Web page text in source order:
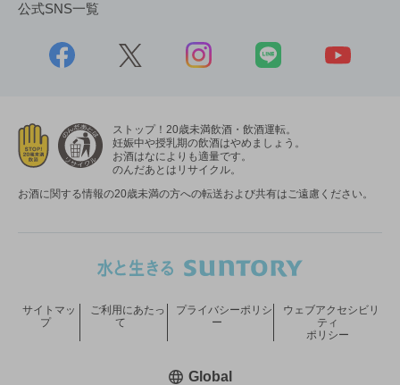
公式SNS一覧
ストップ！20歳未満飲酒・飲酒運転。
妊娠中や授乳期の飲酒はやめましょう。
お酒はなによりも適量です。
のんだあとはリサイクル。
お酒に関する情報の20歳未満の方への転送および共有はご遠慮ください。
サイトマッ
プ
ご利用にあたっ
て
プライバシーポリシ
ー
ウェブアクセシビリ
ティ
ポリシー
Global新しいウィンドウで開く